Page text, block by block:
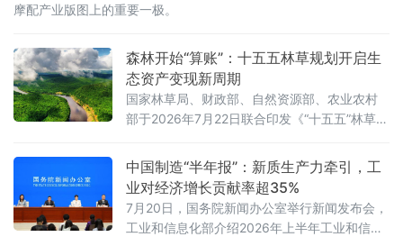
摩配产业版图上的重要一极。
森林开始“算账”：十五五林草规划开启生
态资产变现新周期
国家林草局、财政部、自然资源部、农业农村
部于2026年7月22日联合印发《“十五五”林草保
领性文件首次将“林草碳汇交易量”和“生态产品
溢价率”列为省级年度考核硬指标，并明确到
2030年全国森林覆盖率达到25.5%、森林蓄积
量增至224亿立方米、草原综合植被盖度稳定在
58%以上。规划期内的林草碳汇累计交易目标
中国制造“半年报”：新质生产力牵引，工
业对经济增长贡献率超35%
7月20日，国务院新闻办公室举行新闻发布会，
工业和信息化部介绍2026年上半年工业和信息